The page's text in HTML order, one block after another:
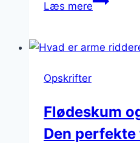
Læs mere
brunch
Opskrifter
Flødeskum
Den